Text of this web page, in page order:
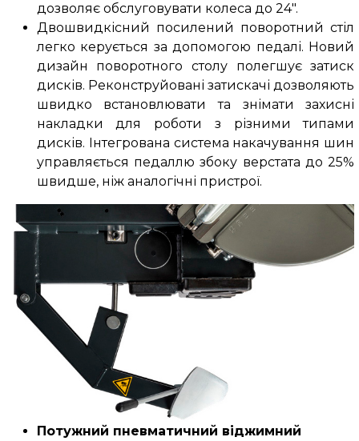
дозволяє обслуговувати колеса до 24".
Двошвидкісний посилений поворотний стіл
легко керується за допомогою педалі. Новий
дизайн поворотного столу полегшує затиск
дисків. Реконструйовані затискачі дозволяють
швидко встановлювати та знімати захисні
накладки для роботи з різними типами
дисків. Інтегрована система накачування шин
управляється педаллю збоку верстата до 25%
швидше, ніж аналогічні пристрої.
Потужний пневматичний віджимний